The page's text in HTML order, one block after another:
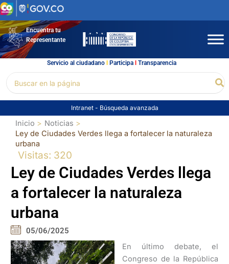
Ir
al
contenidoEncuentra tu
Representante
Servicio al ciudadano l Participal Transparencia
por:
Intranet - Búsqueda avanzada
Inicio
Noticias
Ley de Ciudades Verdes llega a fortalecer la naturaleza
urbana
Visitas: 320
Ley de Ciudades Verdes llega
a fortalecer la naturaleza
urbana
05/06/2025
En último debate, el
Congreso de la República